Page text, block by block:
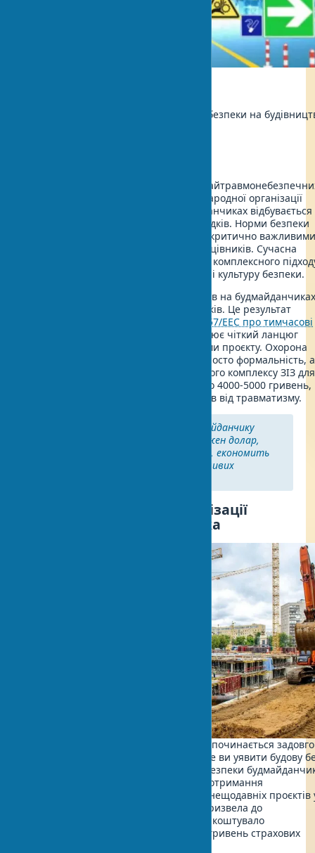
Олена Кравець, Експерт з безпеки на
Будівництво залишається однією з
галузей у 2025 році. За даними Міжнародної організації
праці, щорічно на будівельних майданчиках відбувається
близько 60 мільйонів нещасних випадків. Норми безпеки
на будівельних майданчиках стають критично
для збереження життя і здоров’я працівників. Сучасна
техніка безпеки будівництво вимагає комплексного
що включає як технічні рішення, так і культуру безпеки.
У Європі рівень смертельних випадків на
становить 3,5 на 100 тисяч працівників. Це результат
Директиви 92/57/EEC про тимчасові
, яка встановлює чіткий ланцюг
відповідальності між усіма учасниками проєкту. Охорона
праці будівельний майданчик - не просто формальність, а
життєва необхідність. Вартість базового комплексу ЗІЗ для
одного працівника становить близько 4000-5000 гривень,
що в рази менше потенційних збитків від травматизму.
Інвестиції в безпеку на будмайданчику
окупаються в перший рік. Кожен долар,
витрачений на охорону праці, економить
компанії від $4 до $6 на можливих
Основні вимоги до організації
будівельного майданчика
Підготовка будівельного майданчика починається задовго
до першого удару молотка. Чи можете ви уявити будову
чіткого плану безпеки? Організація безпеки
вимагає ретельного планування та дотримання
міжнародних стандартів. В одному з нещодавніх проєктів
Варшаві неправильна планування призвела до
збільшення травматизму на 30%, що коштувало
підряднику додаткових 1,5 мільйона гривень страхових